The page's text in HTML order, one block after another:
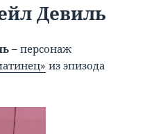
Девиль
–персонаж
из эпизода